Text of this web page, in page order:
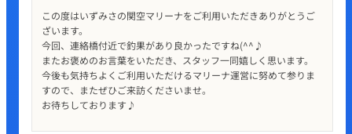
この度はいずみさの関空マリーナをご利用いただきありがとうご
ざいます。
今回、連絡橋付近で釣果があり良かったですね(^^♪
またお褒めのお言葉をいただき、スタッフ一同嬉しく思います。
今後も気持ちよくご利用いただけるマリーナ運営に努めて参りま
すので、またぜひご来訪くださいませ。
お待ちしております♪